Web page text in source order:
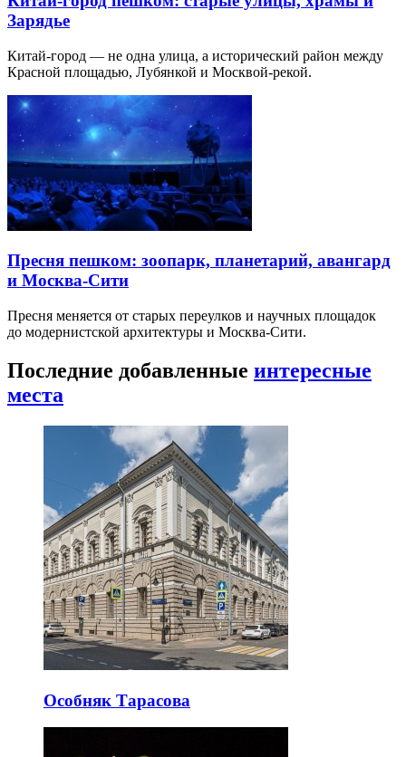
Зарядье
Китай-город — не одна улица, а исторический район между
Красной площадью, Лубянкой и Москвой-рекой.
Пресня пешком: зоопарк, планетарий, авангард
и Москва-Сити
Пресня меняется от старых переулков и научных площадок
до модернистской архитектуры и Москва-Сити.
Последние добавленные интересные
места
Особняк Тарасова